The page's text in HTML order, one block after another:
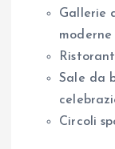
Gallerie
moderne
Sale da
Circoli